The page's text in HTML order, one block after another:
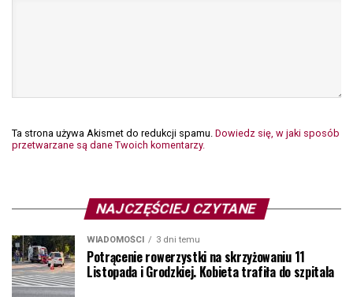
Ta strona używa Akismet do redukcji spamu. Dowiedz się, w jaki sposób
przetwarzane są dane Twoich komentarzy.
NAJCZĘŚCIEJ CZYTANE
WIADOMOŚCI 3 dni temu
Potrącenie rowerzystki na skrzyżowaniu 11
Listopada i Grodzkiej. Kobieta trafiła do szpitala